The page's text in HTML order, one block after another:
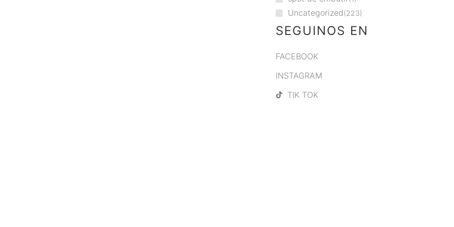
Uncategorized 223
SEGUINOS EN
FACEBOOK
INSTAGRAM
TIK TOK